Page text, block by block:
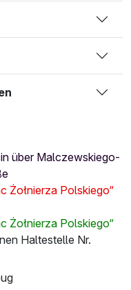
über Malczewskiego-
Żołnierza Polskiego“
Żołnierza Polskiego“
Haltestelle Nr.